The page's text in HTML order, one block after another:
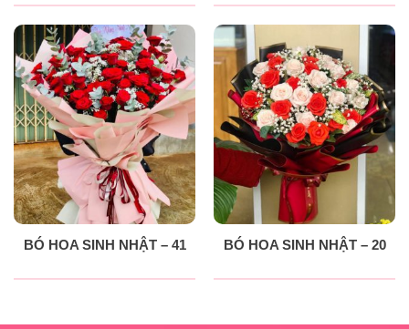
BÓ HOA SINH NHẬT – 41 BÓ HOA SINH NHẬT – 20